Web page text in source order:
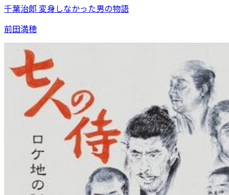
千葉治郎 変身しなかった男の物語
前田満穂